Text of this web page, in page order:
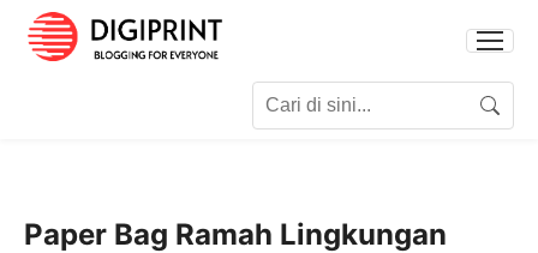
Search
Paper Bag Ramah Lingkungan